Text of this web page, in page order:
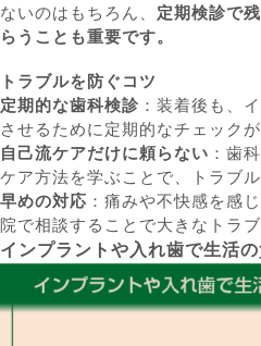
ないのはもちろん、 定期検診で
らうことも重要です。
トラブルを防ぐコツ
定期的な歯科検診 ：装着後も、
させるために定期的なチェックが
自己流ケアだけに頼らない ：歯
ケア方法を学ぶことで、トラブ
早めの対応 ：痛みや不快感を感
院で相談することで大きなトラ
インプラントや入れ歯で生活